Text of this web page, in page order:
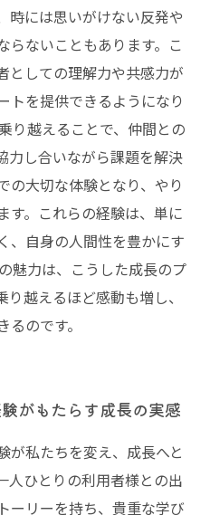
時には思いがけない反発や
らないこともあります。こ
としての理解力や共感力が
トを提供できるようになり
り越えることで、仲間との
力し合いながら課題を解決
の大切な体験となり、やり
す。これらの経験は、単に
、自身の人間性を豊かにす
魅力は、こうした成長のプ
越えるほど感動も増し、
のです。
がもたらす成長の実感
が私たちを変え、成長へと
人ひとりの利用者様との出
ーリーを持ち、貴重な学び